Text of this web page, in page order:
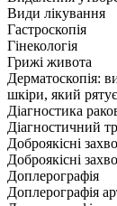
Види лікування
Гастроскопія
Гінекологія
Грижі живота
Дерматоскопія:
шкіри, який
Діагностика
Діагностичний
Доброякісні
Доброякісні
Доплерографія
Доплерографія